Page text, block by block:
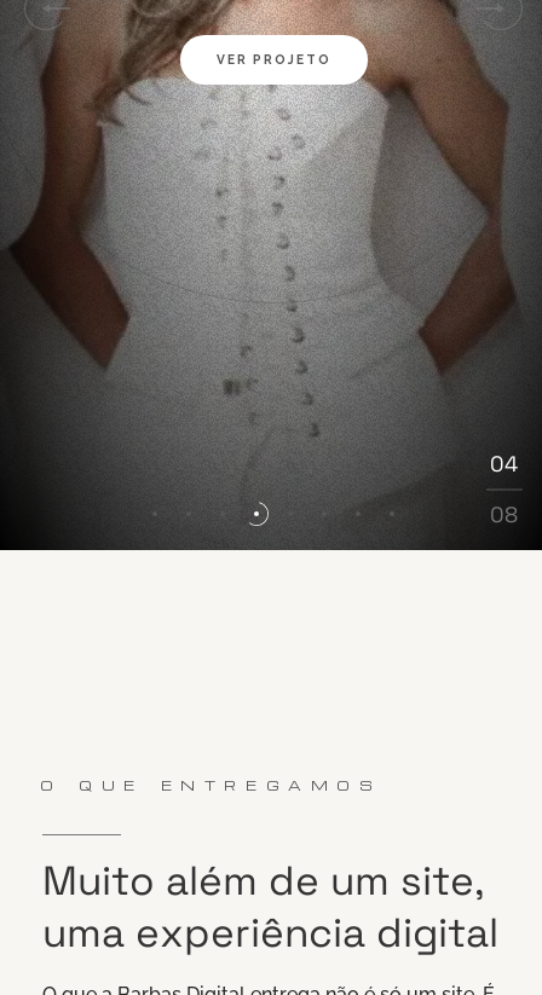
VER PROJETO
04
05
06
07
08
08
O QUE ENTREGAMOS
Muito além de um site,
uma experiência digital